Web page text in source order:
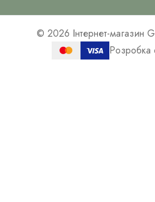
© 2026 Інтернет-магазин
Розробка